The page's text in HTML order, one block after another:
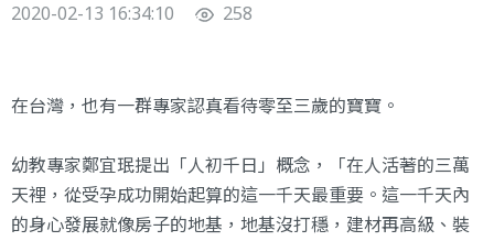
2020-02-13 16:34:10 258
在台灣，也有一群專家認真看待零至三歲的寶寶。
幼教專家鄭宜珉提出「人初千日」概念，「在人活著的三萬
天裡，從受孕成功開始起算的這一千天最重要。這一千天內
的身心發展就像房子的地基，地基沒打穩，建材再高級、裝